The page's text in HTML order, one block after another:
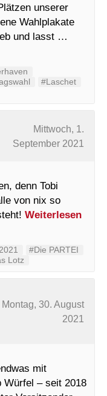
unserer
Wahlplakate
und lasst …
#Laschet
Mittwoch, 1.
September 2021
denn Tobi
von nix so
Weiterlesen
#Die PARTEI
Lotz
Montag, 30. August
2021
mit
Würfel – seit 2018